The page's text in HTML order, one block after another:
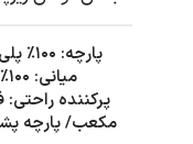
مکعب/ پارچه پشت: ۱۰۰٪ پلی استر (۱۰۰٪